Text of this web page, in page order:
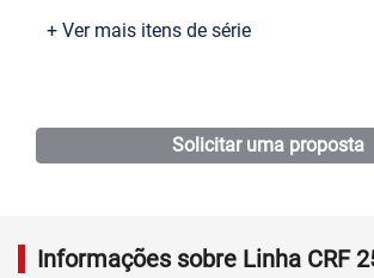
+ Ver mais itens de série
Solicitar uma proposta
Informações sobre Linha CRF